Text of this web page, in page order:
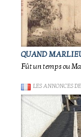
QUAND
Fût un temps ou
LES ANNONCES